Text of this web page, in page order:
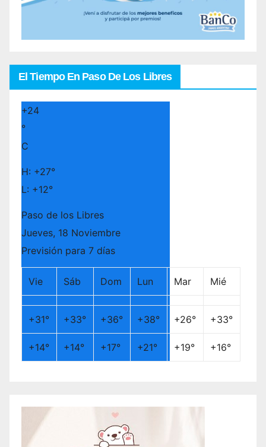
El Tiempo En Paso De Los Libres
+24
°
C
H: +27°
L: +12°
Paso de los Libres
Jueves, 18 Noviembre
Previsión para 7 días
Vie Sáb Dom Lun Mar Mié
+31° +33° +36° +38° +26° +33°
+14° +14° +17° +21° +19° +16°